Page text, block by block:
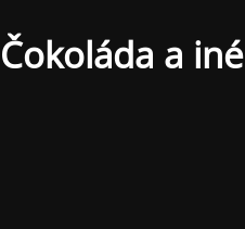
Čokoláda a iné